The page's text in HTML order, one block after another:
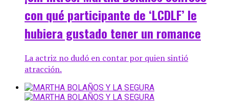
con qué participante de ‘LCDLF’ le
hubiera gustado tener un romance
La actriz no dudó en contar por quien sintió
atracción.